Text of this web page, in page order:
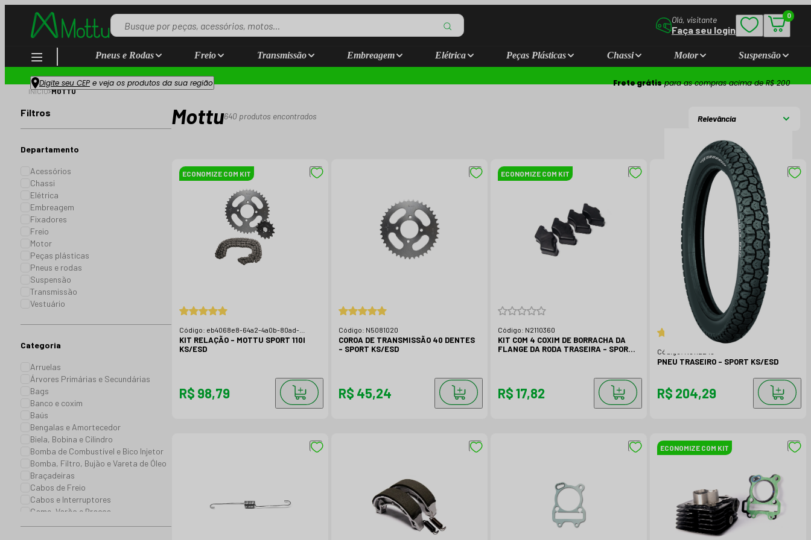
Olá, visitante
Faça seu login
0
Pneus e Rodas Freio Transmissão Embreagem Elétrica Peças Plásticas Chassi Motor Suspensão
Digite seu CEP e veja os produtos da sua região Frete grátispara as compras acima de R$ 200
INÍCIO MOTTU
Filtros
Departamento
Acessórios
Chassi
Elétrica
Embreagem
Fixadores
Freio
Motor
Peças plásticas
Pneus e rodas
Suspensão
Transmissão
Vestuário
Categoria
Arruelas
Árvores Primárias e Secundárias
Bags
Banco e coxim
Baús
Bengalas e Amortecedor
Biela, Bobina e Cilindro
Bomba de Combustível e Bico Injetor
Bomba, Filtro, Bujão e Vareta de Óleo
Braçadeiras
Cabos de Freio
Cabos e Interruptores
Came, Varão e Braços
Mottu640 produtos encontrados Relevância
ECONOMIZE COM KIT
Código: eb4068e8-64a2-4a0b-80ad-
f53d37971166
KIT RELAÇÃO - MOTTU SPORT 110I
KS/ESD
R$ 98,79
Código: N5081020
COROA DE TRANSMISSÃO 40 DENTES
- SPORT KS/ESD
R$ 45,24
ECONOMIZE COM KIT
Código: N2110360
KIT COM 4 COXIM DE BORRACHA DA
FLANGE DA RODA TRASEIRA - SPORT
R$ 17,82
Código:
PNEU TRASEIRO - SPORT KS/ESD
R$ 204,29
ECONOMIZE COM KIT